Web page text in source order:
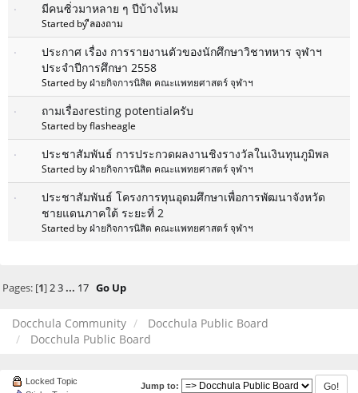
มีคนซิ่วมาหลาย ๆ ปีบ้างไหม
Started by ืลองถาม
ประกาศ เรื่อง การรายงานตัวของนักศึกษาวิชาทหาร จุฬาฯ
ประจำปีการศึกษา 2558
Started byฝ่ายกิจการนิสิต คณะแพทยศาสตร์ จุฬาฯ
ถามเรื่องresting potentialครับ
Started by flasheagle
ประชาสัมพันธ์ การประกวดผลงานชิงรางวัลในเงินทุนภูมิพล
Started byฝ่ายกิจการนิสิต คณะแพทยศาสตร์ จุฬาฯ
ประชาสัมพันธ์ โครงการทุนอุดมศึกษาเพื่อการพัฒนาจังหวัด
ชายแดนภาคใต้ ระยะที่ 2
Started byฝ่ายกิจการนิสิต คณะแพทยศาสตร์ จุฬาฯ
Pages: [1]2 3 ... 17 Go Up
Docchula Community
Docchula Public Board
Docchula Public Board
Jump to:
Locked Topic